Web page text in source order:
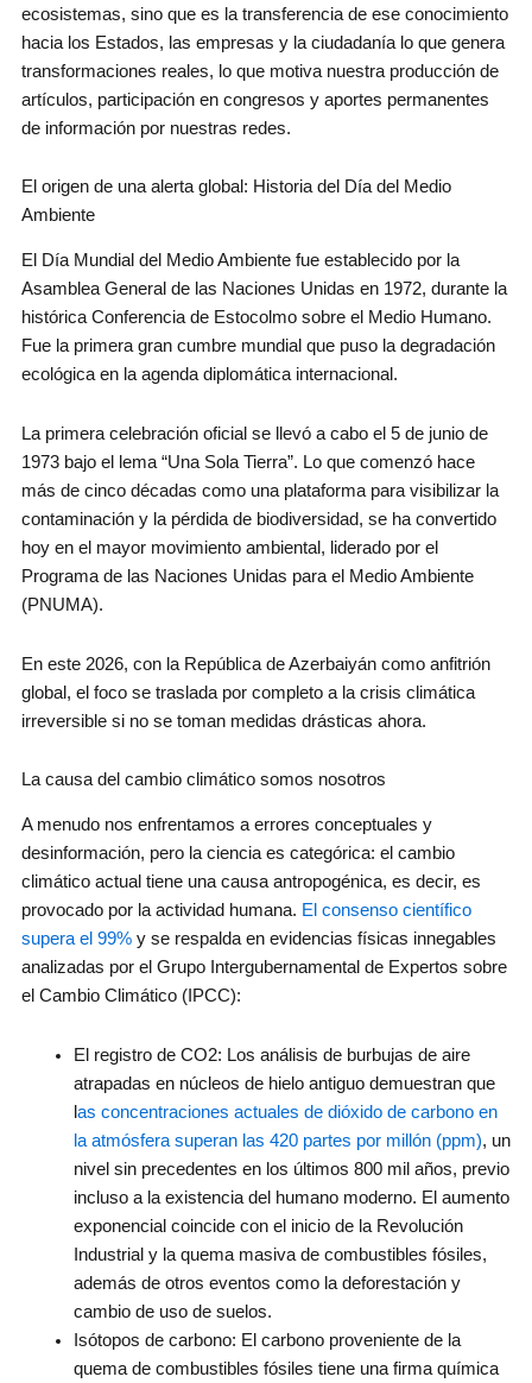
ecosistemas, sino que es la transferencia de ese conocimiento
hacia los Estados, las empresas y la ciudadanía lo que genera
transformaciones reales, lo que motiva nuestra producción de
artículos, participación en congresos y aportes permanentes
de información por nuestras redes.
El origen de una alerta global: Historia del Día del Medio
Ambiente
El Día Mundial del Medio Ambiente fue establecido por la
Asamblea General de las Naciones Unidas en 1972, durante la
histórica Conferencia de Estocolmo sobre el Medio Humano.
Fue la primera gran cumbre mundial que puso la degradación
ecológica en la agenda diplomática internacional.
La primera celebración oficial se llevó a cabo el 5 de junio de
1973 bajo el lema “Una Sola Tierra”. Lo que comenzó hace
más de cinco décadas como una plataforma para visibilizar la
contaminación y la pérdida de biodiversidad, se ha convertido
hoy en el mayor movimiento ambiental, liderado por el
Programa de las Naciones Unidas para el Medio Ambiente
(PNUMA).
En este 2026, con la República de Azerbaiyán como anfitrión
global, el foco se traslada por completo a la crisis climática
irreversible si no se toman medidas drásticas ahora.
La causa del cambio climático somos nosotros
A menudo nos enfrentamos a errores conceptuales y
desinformación, pero la ciencia es categórica: el cambio
climático actual tiene una causa antropogénica, es decir, es
provocado por la actividad humana. El consenso científico
supera el 99%y se respalda en evidencias físicas innegables
analizadas por el Grupo Intergubernamental de Expertos sobre
el Cambio Climático (IPCC):
El registro de CO2: Los análisis de burbujas de aire
atrapadas en núcleos de hielo antiguo demuestran que
as concentraciones actuales de dióxido de carbono en
la atmósfera superan las 420 partes por millón (ppm), un
nivel sin precedentes en los últimos 800 mil años, previo
incluso a la existencia del humano moderno. El aumento
exponencial coincide con el inicio de la Revolución
Industrial y la quema masiva de combustibles fósiles,
además de otros eventos como la deforestación y
cambio de uso de suelos.
Isótopos de carbono: El carbono proveniente de la
quema de combustibles fósiles tiene una firma química